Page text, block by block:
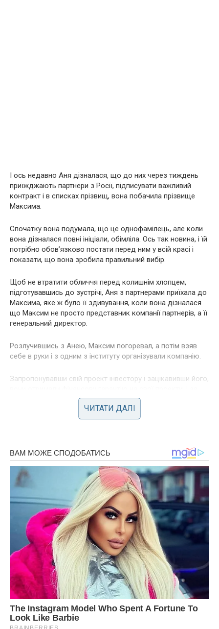
І ось недавно Аня дізналася, що до них через тиждень
приїжджають партнери з Росії, підписувати важливий
контракт і в списках прізвищ, вона побачила прізвище
Максима.
Спочатку вона подумала, що це однофамілець, але коли
вона дізналася повні ініціали, обімліла. Ось так новина, і їй
потрібно обов’язково постати перед ним у всій красі і
показати, що вона зробила правильний вибір.
Щоб не втратити обличчя перед колишнім хлопцем,
підготувавшись до зустрічі, Аня з партнерами приїхала до
Максима, яке ж було її здивування, коли вона дізналася
що Максим не просто представник компанії партнерів, а її
генеральний директор.
Розлучившись з Анею, Максим погоревал, а потім взяв
себе в руки і з одним з інституту організували компанію.
Запропонувавши свій проект інвестору і зацікавивши його,
кілька років їх компанія потужно рвонула вгору, а ще Аня
дізналася що Максим одружився, і у нього нapoдилася
прекрасна пара малюків хлопчик і дівчинка.
вона чекала зустріч з Максимом, та й жевріла в ній ще
надія що він її досі любить. Ось так буває, поїхала за
щастям закордон, а своє рідне щастя упустила.
ЧИТАТИ ДАЛІ